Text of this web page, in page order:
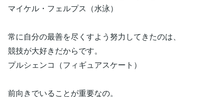
マイケル・フェルプス（水泳）
常に自分の最善を尽くすよう努力してきたのは、
競技が大好きだからです。
プルシェンコ（フィギュアスケート）
前向きでいることが重要なの。